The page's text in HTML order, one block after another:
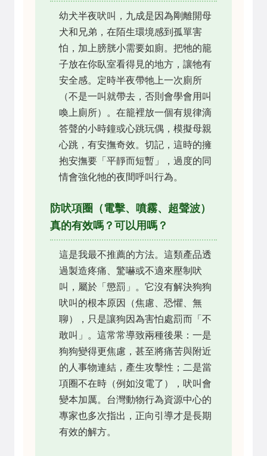
幼犬半夜吠叫，九成是因為剛離開母
犬和兄弟，在陌生環境感到孤單害
怕，加上膀胱小需要如廁。把牠的籠
子放在你臥室看得見的地方，讓牠有
安全感。定時半夜帶牠上一次廁所
（不是一叫就帶去，否則會學會用叫
喚上廁所）。在籠裡放一個有規律滴
答聲的小時鐘或心跳玩偶，模擬母親
心跳，有安撫奇效。切記，這時的擁
抱安撫要「平靜而短暫」，過度的同
情會強化牠的夜間呼叫行為。
防吠項圈（電擊、噴霧、超聲波）
真的有效嗎？可以用嗎？
這是我最不推薦的方法。這類產品透
過製造疼痛、驚嚇或不適來壓制吠
叫，屬於「懲罰」。它沒有解決狗狗
吠叫的根本原因（焦慮、恐懼、無
聊），只是讓狗因為害怕處罰而「不
敢叫」。這常常導致兩種後果：一是
狗狗變得更焦慮，甚至將痛苦與附近
的人事物連結，產生攻擊性；二是當
項圈不在時（例如沒電了），吠叫會
變本加厲。台灣動物行為資源中心的
專家也多次指出，正向引導才是長期
有效的解方。